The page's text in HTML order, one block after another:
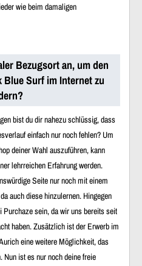
wie beim damaligen
Bezugsort an, um den
Blue Surf im Internet zu
bist du dir nahezu schlüssig, dass
einfach nur noch fehlen? Um
deiner Wahl auszuführen, kann
lehrreichen Erfahrung werden.
Seite nur noch mit einem
auch diese hinzulernen. Hingegen
Purchaze sein, da wir uns bereits seit
haben. Zusätzlich ist der Erwerb im
eine weitere Möglichkeit, das
Nun ist es nur noch deine freie